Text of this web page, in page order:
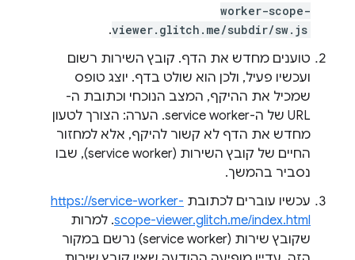
worker-scope-
viewer.glitch.me/subdir/sw.js
.
טוענים מחדש את הדף. קובץ השירות רשום
ועכשיו פעיל, ולכן הוא שולט בדף. יוצג טופס
שמכיל את ההיקף, המצב הנוכחי וכתובת ה-
URL של ה-service worker. הערה: הצורך לטעון
מחדש את הדף לא קשור להיקף, אלא למחזור
החיים של קובץ השירות (service worker), שבו
נסביר בהמשך.
עכשיו עוברים לכתובת https://service-worker-
scope-viewer.glitch.me/index.html. למרות
שקובץ שירות (service worker) נרשם במקור